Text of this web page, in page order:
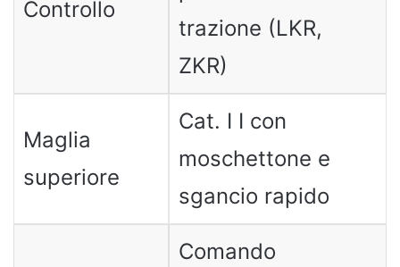
Controllo
trazione (LKR,
ZKR)
Maglia
superiore
Cat. I I con
moschettone e
sgancio rapido
Comando